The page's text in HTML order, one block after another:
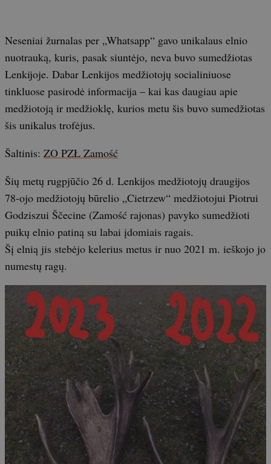
Neseniai žurnalas per „Whatsapp“ gavo unikalaus elnio
nuotrauką, kuris, pasak siuntėjo, neva buvo sumedžiotas
Lenkijoje. Dabar Lenkijos medžiotojų socialiniuose
tinkluose pasirodė informacija – kai kas daugiau apie
medžiotoją ir medžioklę, kurios metu šis buvo sumedžiotas
šis unikalus trofėjus.
Šaltinis: ZO PZŁ Zamość
Šių metų rugpjūčio 26 d. Lenkijos medžiotojų draugijos
78-ojo medžiotojų būrelio „Cietrzew“ medžiotojui Piotrui
Godziszui Ščecine (Zamość rajonas) pavyko sumedžioti
puikų elnio patiną su labai įdomiais ragais.
Šį elnią jis stebėjo kelerius metus ir nuo 2021 m. ieškojo jo
numestų ragų.